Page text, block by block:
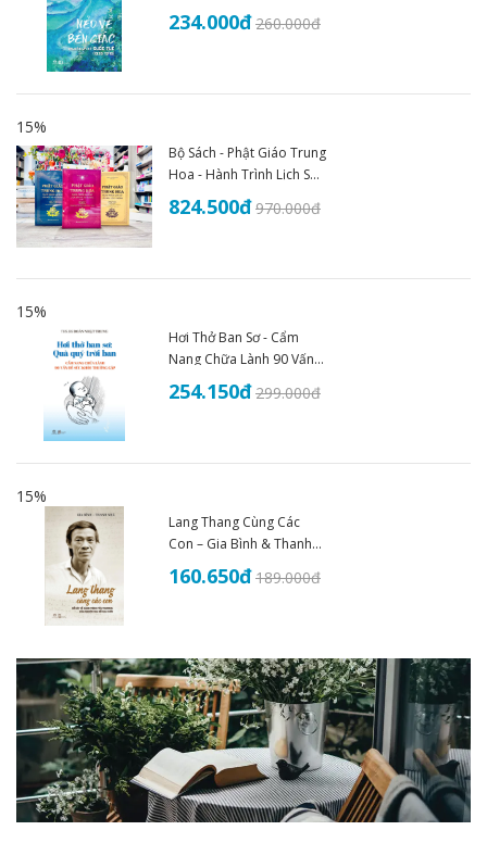
(1935–1945) - An Thư
Book
234.000đ260.000đ
15%
Bộ Sách - Phật Giáo Trung
Hoa - Hành Trình Lịch Sử
Văn Hóa Và Tư Tưởng
(Trọn Bộ 3 Tập)
824.500đ970.000đ
15%
Hơi Thở Ban Sơ - Cẩm
Nang Chữa Lành 90 Vấn
Đề Sức Khoẻ - THS.BS
Đoàn Nhật Trung (2025)
254.150đ299.000đ
15%
Lang Thang Cùng Các
Con – Gia Bình & Thanh
Nhã
160.650đ189.000đ